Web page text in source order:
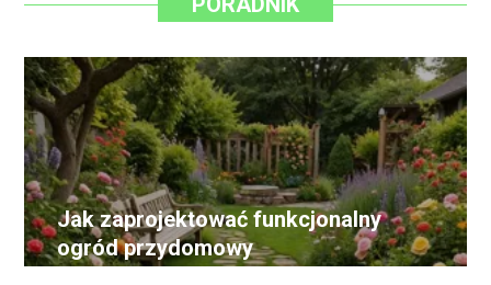
Jak zaprojektować funkcjonalny
ogród przydomowy